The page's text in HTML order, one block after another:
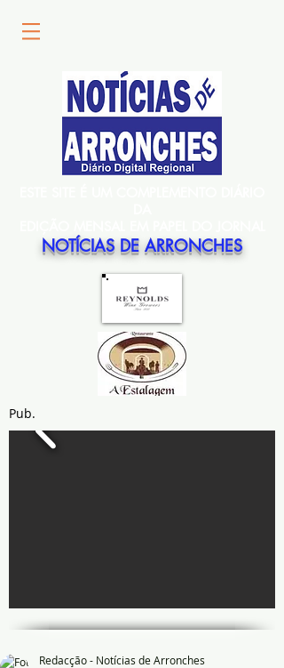
NOTÍCIAS DE ARRONCHES
Pub.
Redacção - Notícias de Arronches